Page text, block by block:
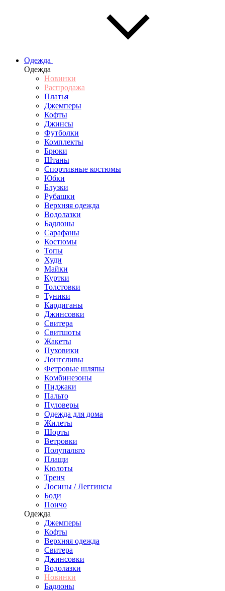
Одежда
Одежда
Новинки
Распродажа
Платья
Джемперы
Кофты
Джинсы
Футболки
Комплекты
Брюки
Штаны
Спортивные костюмы
Юбки
Блузки
Рубашки
Верхняя одежда
Водолазки
Бадлоны
Сарафаны
Костюмы
Топы
Худи
Майки
Куртки
Толстовки
Туники
Кардиганы
Джинсовки
Свитера
Свитшоты
Жакеты
Пуховики
Лонгсливы
Фетровые шляпы
Комбинезоны
Пиджаки
Пальто
Пуловеры
Одежда для дома
Жилеты
Шорты
Ветровки
Полупальто
Плащи
Кюлоты
Тренч
Лосины / Леггинсы
Боди
Пончо
Одежда
Джемперы
Кофты
Верхняя одежда
Свитера
Джинсовки
Водолазки
Новинки
Бадлоны